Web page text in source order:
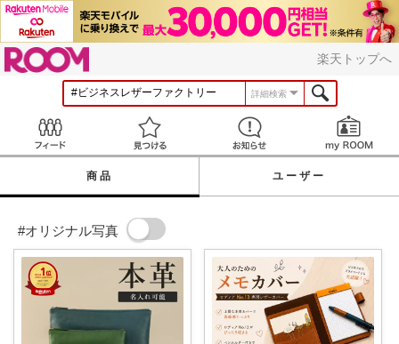
楽天トップへ
詳細検索
見つける お知らせ
商品 ユーザー
#オリジナル写真